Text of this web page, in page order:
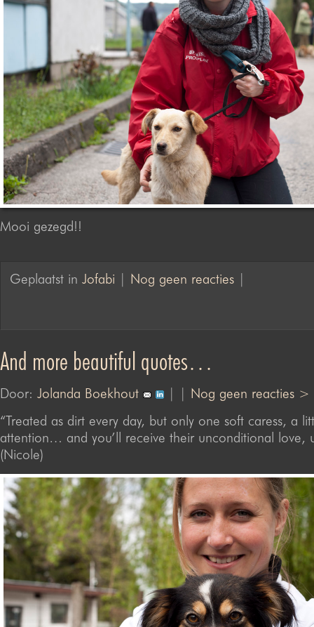
Mooi gezegd!!
Geplaatst in Jofabi Nog geen reacties
And more beautiful quotes…
Door: Jolanda Boekhout
Nog geen reacties >
“Treated as dirt every day, but only one soft caress, a
attention… and you’ll receive their unconditional love,
(Nicole)